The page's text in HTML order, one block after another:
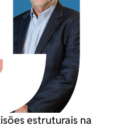
estruturais na